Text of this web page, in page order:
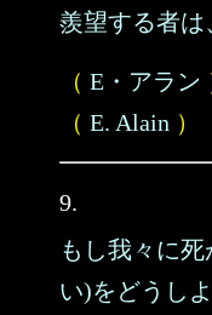
羨望する者は
（ E・アラン
（ E. Alain ）
9.
もし我々に
い)をどうしよ